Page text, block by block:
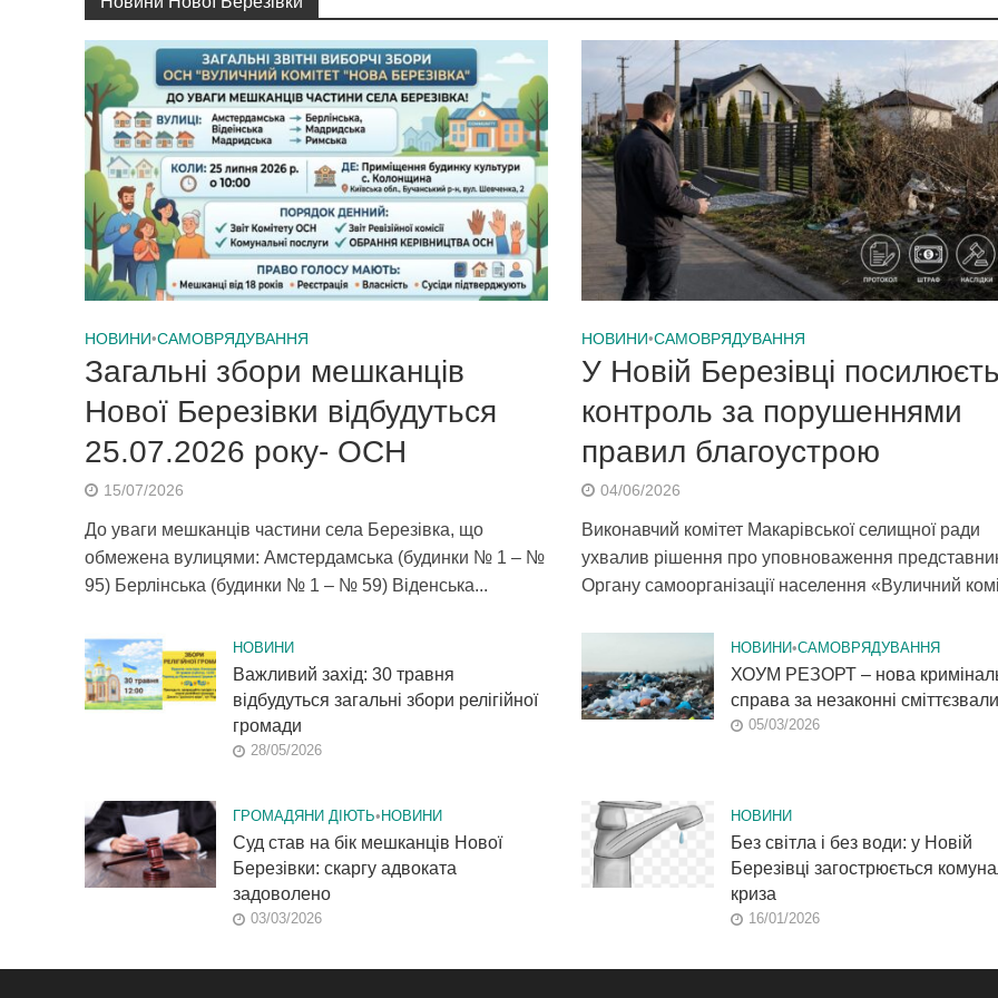
НОВИНИ•САМОВРЯДУВАННЯ
Загальні збори мешканців
Нової Березівки відбудуться
25.07.2026 року- ОСН
15/07/2026
До уваги мешканців частини села Березівка, що
обмежена вулицями: Амстердамська (будинки № 1 – №
95) Берлінська (будинки № 1 – № 59) Віденська...
НОВИНИ•САМОВРЯДУВАННЯ
У Новій Березівці
контроль за порушеннями
правил благоустрою
04/06/2026
Виконавчий комітет Макарівської селищної ради
ухвалив рішення про уповноваження
Органу самоорганізації населення «Вуличний
НОВИНИ
Важливий захід: 30 травня
відбудуться загальні збори релігійної
громади
28/05/2026
НОВИНИ•САМОВРЯДУВАННЯ
ХОУМ РЕЗОРТ – нова
справа за незаконні
05/03/2026
ГРОМАДЯНИ ДІЮТЬ•НОВИНИ
Суд став на бік мешканців Нової
Березівки: скаргу адвоката
задоволено
03/03/2026
НОВИНИ
Без світла і без води: у Новій
Березівці загострюється
криза
16/01/2026